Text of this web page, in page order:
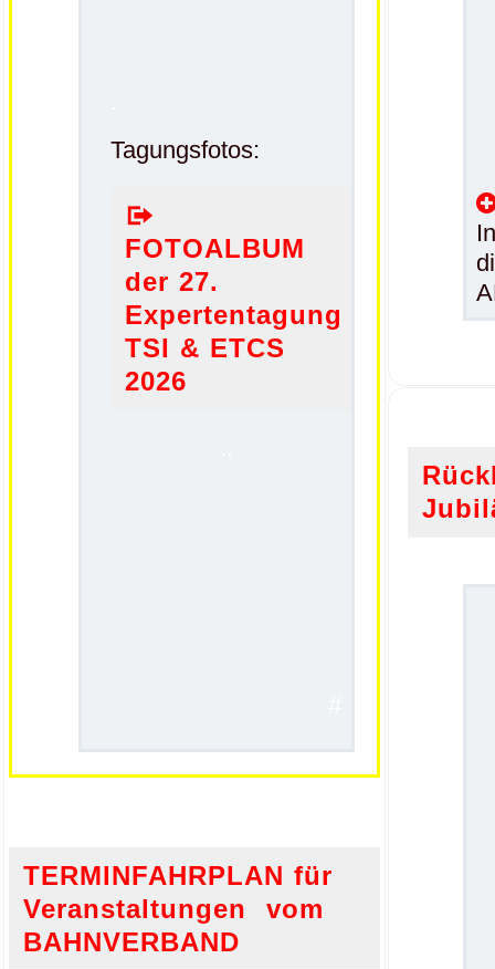
Tagungsfotos:
FOTOALBUM
der 27.
Expertentagung
TSI & ETCS
2026
TERMINFAHRPLAN für
Veranstaltungen vom
BAHNVERBAND